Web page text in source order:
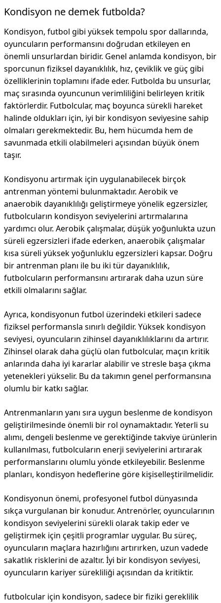
Kondisyon ne demek futbolda?
Kondisyon, futbol gibi yüksek tempolu spor dallarında,
oyuncuların performansını doğrudan etkileyen en
önemli unsurlardan biridir. Genel anlamda kondisyon, bir
sporcunun fiziksel dayanıklılık, hız, çeviklik ve güç gibi
özelliklerinin toplamını ifade eder. Futbolda bu unsurlar,
maç sırasında oyuncunun verimliliğini belirleyen kritik
faktörlerdir. Futbolcular, maç boyunca sürekli hareket
halinde oldukları için, iyi bir kondisyon seviyesine sahip
olmaları gerekmektedir. Bu, hem hücumda hem de
savunmada etkili olabilmeleri açısından büyük önem
taşır.
Kondisyonu artırmak için uygulanabilecek birçok
antrenman yöntemi bulunmaktadır. Aerobik ve
anaerobik dayanıklılığı geliştirmeye yönelik egzersizler,
futbolcuların kondisyon seviyelerini artırmalarına
yardımcı olur. Aerobik çalışmalar, düşük yoğunlukta uzun
süreli egzersizleri ifade ederken, anaerobik çalışmalar
kısa süreli yüksek yoğunluklu egzersizleri kapsar. Doğru
bir antrenman planı ile bu iki tür dayanıklılık,
futbolcuların performansını artırarak daha uzun süre
etkili olmalarını sağlar.
Ayrıca, kondisyonun futbol üzerindeki etkileri sadece
fiziksel performansla sınırlı değildir. Yüksek kondisyon
seviyesi, oyuncuların zihinsel dayanıklılıklarını da artırır.
Zihinsel olarak daha güçlü olan futbolcular, maçın kritik
anlarında daha iyi kararlar alabilir ve stresle başa çıkma
yetenekleri yükselir. Bu da takımın genel performansına
olumlu bir katkı sağlar.
Antrenmanların yanı sıra uygun beslenme de kondisyon
geliştirilmesinde önemli bir rol oynamaktadır. Yeterli su
alımı, dengeli beslenme ve gerektiğinde takviye ürünlerin
kullanılması, futbolcuların enerji seviyelerini artırarak
performanslarını olumlu yönde etkileyebilir. Beslenme
planları, kondisyon hedeflerine göre kişiselleştirilmelidir.
Kondisyonun önemi, profesyonel futbol dünyasında
sıkça vurgulanan bir konudur. Antrenörler, oyuncularının
kondisyon seviyelerini sürekli olarak takip eder ve
geliştirmek için çeşitli programlar uygular. Bu süreç,
oyuncuların maçlara hazırlığını artırırken, uzun vadede
sakatlık risklerini de azaltır. İyi bir kondisyon seviyesi,
oyuncuların kariyer sürekliliği açısından da kritiktir.
futbolcular için kondisyon, sadece bir fiziki gereklilik